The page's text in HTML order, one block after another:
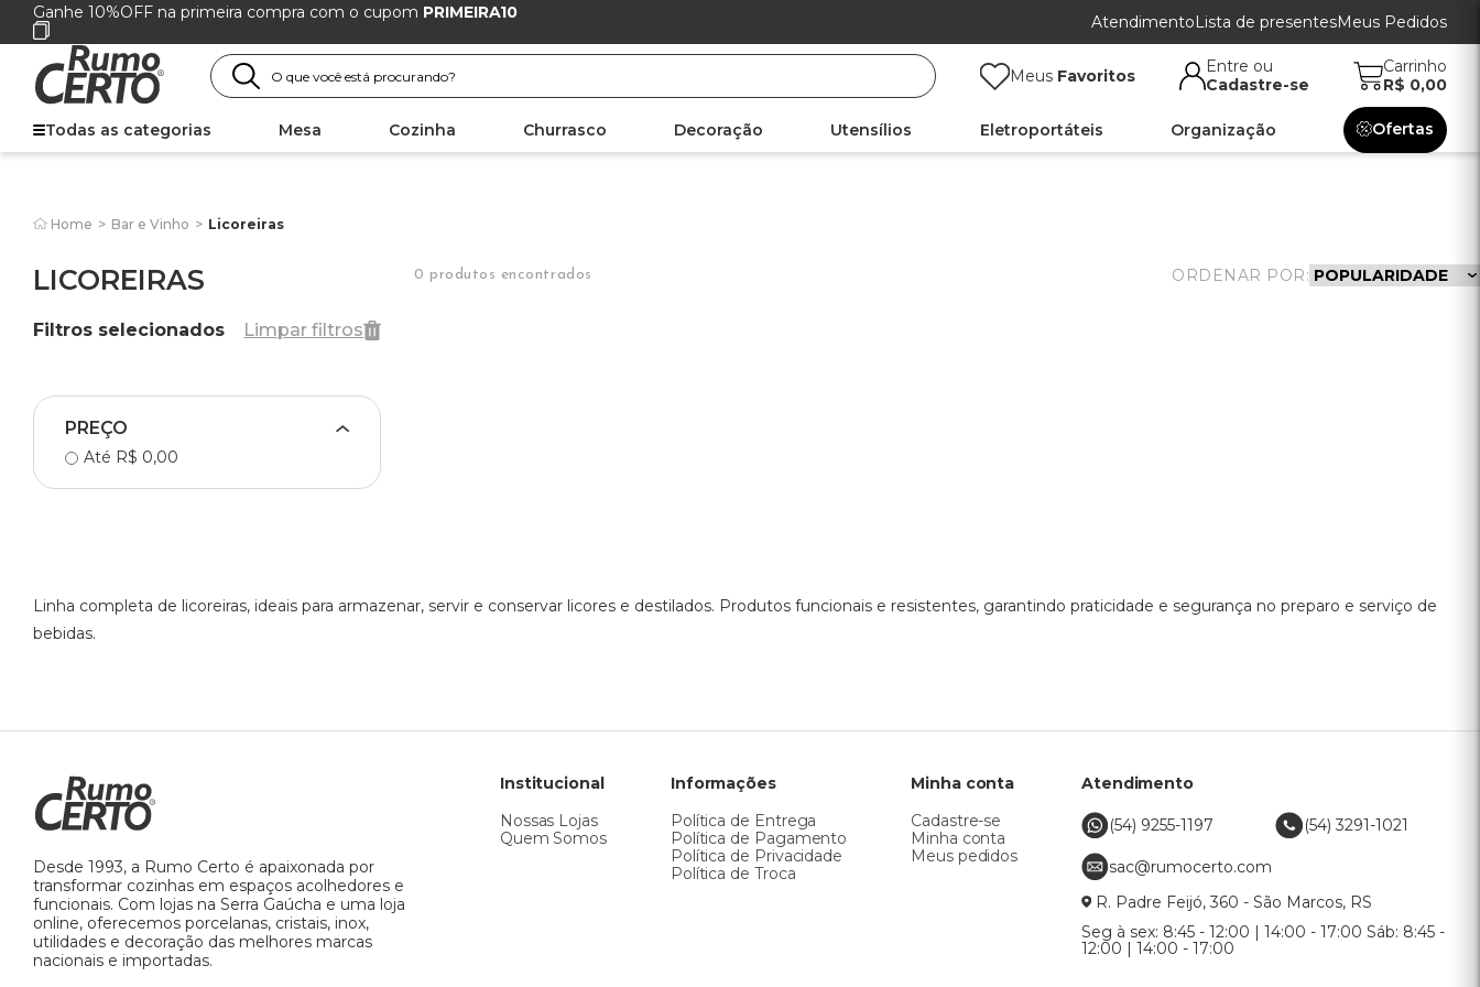
Ganhe 10%OFF na primeira compra com o cupom PRIMEIRA10 AtendimentoLista de presentesMeus Pedidos
Meus Favoritos
Entre ou
Cadastre-se
Carrinho
R$ 0,00
Todas as categorias Mesa Cozinha Churrasco Decoração Utensílios Eletroportáteis Organização Ofertas
Home > Bar e Vinho > Licoreiras
LICOREIRAS
Filtros selecionados Limpar filtros
PREÇO
Até R$ 0,00
0 produtos encontrados ORDENAR POR:
Linha completa de licoreiras, ideais para armazenar, servir e conservar licores e destilados. Produtos funcionais e resistentes, garantindo praticidade e segurança no preparo e serviço de
bebidas.
Desde 1993, a Rumo Certo é apaixonada por
transformar cozinhas em espaços acolhedores e
funcionais. Com lojas na Serra Gaúcha e uma loja
online, oferecemos porcelanas, cristais, inox,
utilidades e decoração das melhores marcas
nacionais e importadas.
Institucional
Nossas Lojas
Quem Somos
Informações
Política de Entrega
Política de Pagamento
Política de Privacidade
Política de Troca
Minha conta
Cadastre-se
Minha conta
Meus pedidos
Atendimento
(54) 9255-1197 (54) 3291-1021
sac@rumocerto.com
R. Padre Feijó, 360 - São Marcos, RS
Seg à sex: 8:45 - 12:00 | 14:00 - 17:00 Sáb: 8:45 -
12:00 | 14:00 - 17:00